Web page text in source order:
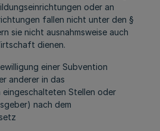
oder an
fallen nicht unter den §
sie nicht ausnahmsweise auch
dienen.
einer Subvention
anderer in das
Stellen oder
nach dem